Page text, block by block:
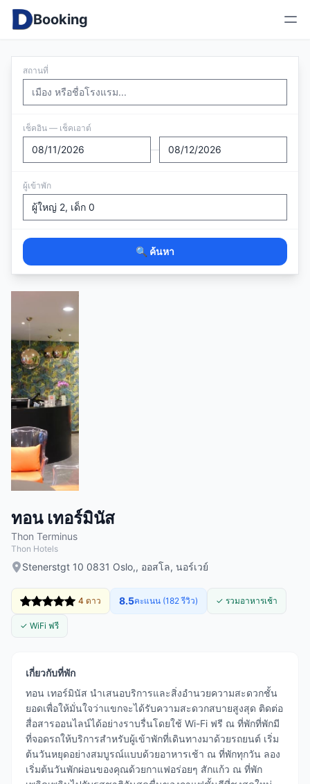
Booking
สถานที่
เช็คอิน — เช็คเอาต์
—
ผู้เข้าพัก
🔍 ค้นหา
ทอน เทอร์มินัส
Thon Terminus
Thon Hotels
Stenerstgt 10 0831 Oslo,, ออสโล, นอร์เวย์
4 ดาว 8.5คะแนน (182 รีวิว) ✓ รวมอาหารเช้า
✓ WiFi ฟรี
เกี่ยวกับที่พัก
ทอน เทอร์มินัส นำเสนอบริการและสิ่งอำนวยความสะดวกชั้น
ยอดเพื่อให้มั่นใจว่าแขกจะได้รับความสะดวกสบายสูงสุด ติดต่อ
สื่อสารออนไลน์ได้อย่างราบรื่นโดยใช้ Wi-Fi ฟรี ณ ที่พักที่พักมี
ที่จอดรถให้บริการสำหรับผู้เข้าพักที่เดินทางมาด้วยรถยนต์ เริ่ม
ต้นวันหยุดอย่างสมบูรณ์แบบด้วยอาหารเช้า ณ ที่พักทุกวัน ลอง
เริ่มต้นวันพักผ่อนของคุณด้วยกาแฟอร่อยๆ สักแก้ว ณ ที่พัก